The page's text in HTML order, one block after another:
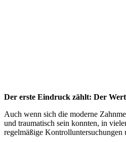
Der erste Eindruck zählt: Der
Auch wenn sich die moderne
und traumatisch sein konnten, in
regelmäßige Kontrolluntersuchungen